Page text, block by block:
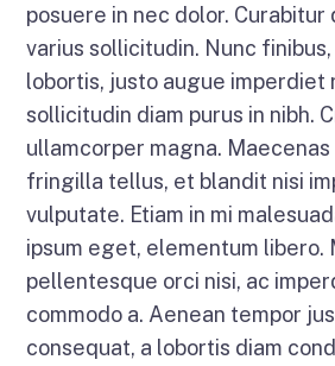
posuere in nec dolor. Curabitur
varius sollicitudin. Nunc finibus,
lobortis, justo augue imperdiet
sollicitudin diam purus in nibh.
ullamcorper magna. Maecenas
fringilla tellus, et blandit nisi
vulputate. Etiam in mi
ipsum eget, elementum libero.
pellentesque orci nisi, ac
commodo a. Aenean tempor
consequat, a lobortis diam